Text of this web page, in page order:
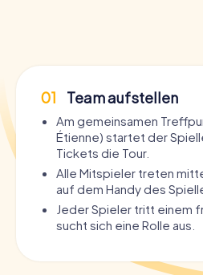
01 Team aufstellen
Am gemeinsamen
Étienne) startet der
Tickets die Tour.
Alle Mitspieler treten
auf dem Handy des
Jeder Spieler tritt einem
sucht sich eine Rolle aus.